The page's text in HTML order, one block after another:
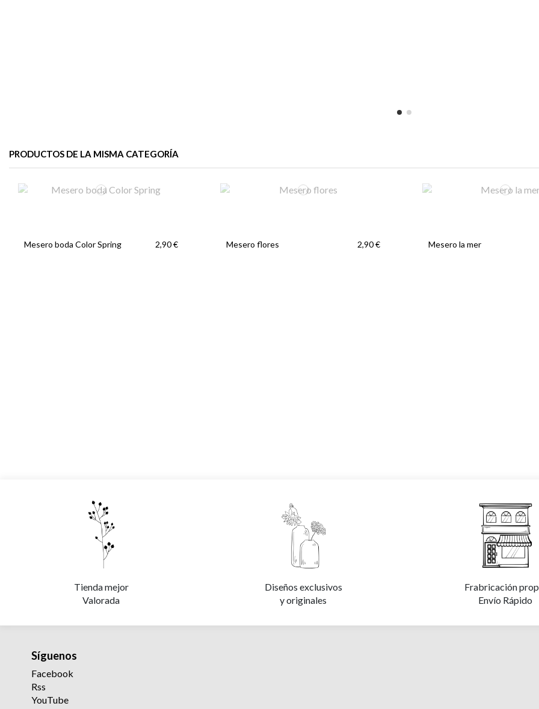
PRODUCTOS DE LA MISMA CATEGORÍA
Mesero boda Color Spring 2,90 € Mesero flores 2,90 € Mesero la mer
Tienda mejor
Valorada
Diseños exclusivos
y originales
Frabricación
Envío Rápido
Síguenos
Facebook
Rss
YouTube